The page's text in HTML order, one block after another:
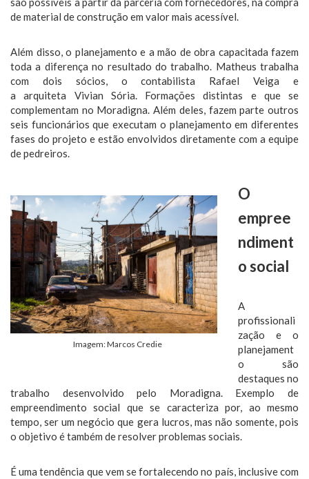
de material de construção em valor mais acessível.
Além disso, o planejamento e a mão de obra capacitada fazem
toda a diferença no resultado do trabalho. Matheus trabalha
com dois sócios, o contabilista Rafael Veiga e
a arquiteta Vivian Sória. Formações distintas e que se
complementam no Moradigna. Além deles, fazem parte outros
seis funcionários que executam o planejamento em diferentes
fases do projeto e estão envolvidos diretamente com a equipe
de pedreiros.
Imagem: Marcos Credie
O
empree
ndiment
o social
A
profissionali
zação e o
planejament
o são
destaques no
trabalho desenvolvido pelo Moradigna. Exemplo de
empreendimento social que se caracteriza por, ao mesmo
tempo, ser um negócio que gera lucros, mas não somente, pois
o objetivo é também de resolver problemas sociais.
É uma tendência que vem se fortalecendo no país, inclusive com